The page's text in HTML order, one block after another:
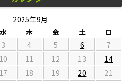
2025年9月
水 木 金 土
日
3 4 5 6
7
10 11 12 13
14
17 18 19 20
21